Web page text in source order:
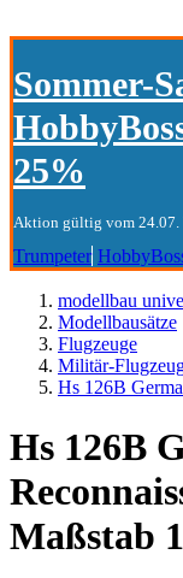
Sommer-
25%
Aktion gültig vom 24.07.
Trumpeter
modellbau
Modellbausätze
Flugzeuge
Militär-
Hs 126B
Hs 126B
Maßstab